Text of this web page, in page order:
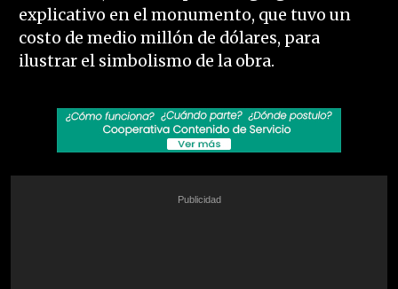
explicativo en el monumento, que tuvo un
costo de medio millón de dólares, para
ilustrar el simbolismo de la obra.